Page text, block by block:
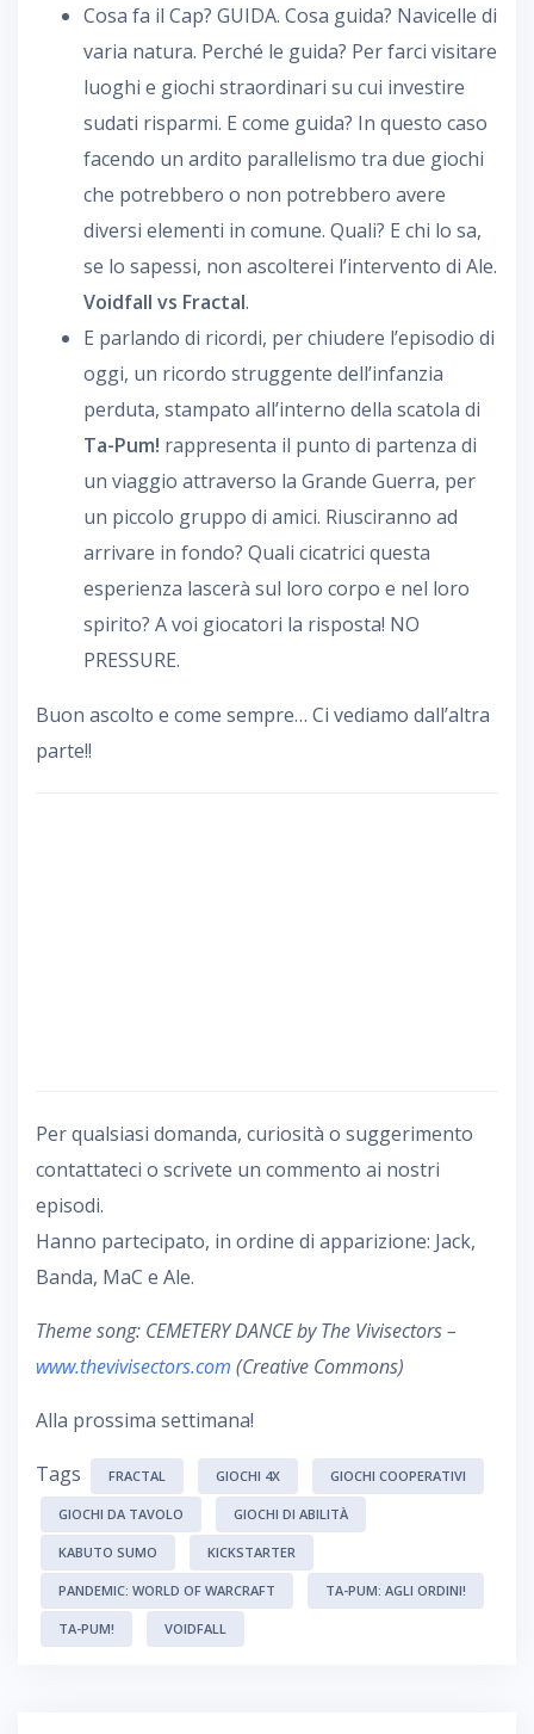
Cosa fa il Cap? GUIDA. Cosa guida? Navicelle di
varia natura. Perché le guida? Per farci visitare
luoghi e giochi straordinari su cui investire
sudati risparmi. E come guida? In questo caso
facendo un ardito parallelismo tra due giochi
che potrebbero o non potrebbero avere
diversi elementi in comune. Quali? E chi lo sa,
se lo sapessi, non ascolterei l’intervento di Ale.
Voidfall vs Fractal.
E parlando di ricordi, per chiudere l’episodio di
oggi, un ricordo struggente dell’infanzia
perduta, stampato all’interno della scatola di
Ta-Pum! rappresenta il punto di partenza di
un viaggio attraverso la Grande Guerra, per
un piccolo gruppo di amici. Riusciranno ad
arrivare in fondo? Quali cicatrici questa
esperienza lascerà sul loro corpo e nel loro
spirito? A voi giocatori la risposta! NO
PRESSURE.
Buon ascolto e come sempre… Ci vediamo dall’altra
parte!!
Per qualsiasi domanda, curiosità o suggerimento
contattateci o scrivete un commento ai nostri
episodi.
Hanno partecipato, in ordine di apparizione: Jack,
Banda, MaC e Ale.
Theme song: CEMETERY DANCE by The Vivisectors –
www.thevivisectors.com (Creative Commons)
Alla prossima settimana!
Tags FRACTAL GIOCHI 4X GIOCHI COOPERATIVI
GIOCHI DA TAVOLO GIOCHI DI ABILITÀ
KABUTO SUMO KICKSTARTER
PANDEMIC: WORLD OF WARCRAFT TA-PUM: AGLI ORDINI!
TA-PUM! VOIDFALL